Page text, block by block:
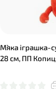
М`яка іграшка-
28 см, ПП